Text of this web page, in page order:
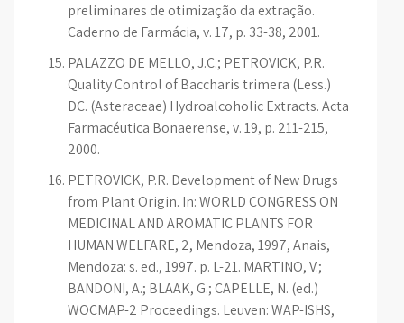
preliminares de otimização da extração.
Caderno de Farmácia, v. 17, p. 33-38, 2001.
PALAZZO DE MELLO, J.C.; PETROVICK, P.R.
Quality Control of Baccharis trimera (Less.)
DC. (Asteraceae) Hydroalcoholic Extracts. Acta
Farmacéutica Bonaerense, v. 19, p. 211-215,
2000.
PETROVICK, P.R. Development of New Drugs
from Plant Origin. In: WORLD CONGRESS ON
MEDICINAL AND AROMATIC PLANTS FOR
HUMAN WELFARE, 2, Mendoza, 1997, Anais,
Mendoza: s. ed., 1997. p. L-21. MARTINO, V.;
BANDONI, A.; BLAAK, G.; CAPELLE, N. (ed.)
WOCMAP-2 Proceedings. Leuven: WAP-ISHS,